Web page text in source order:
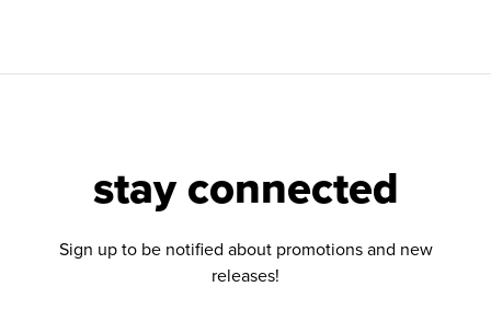
stay connected
Sign up to be notified about promotions and new
releases!